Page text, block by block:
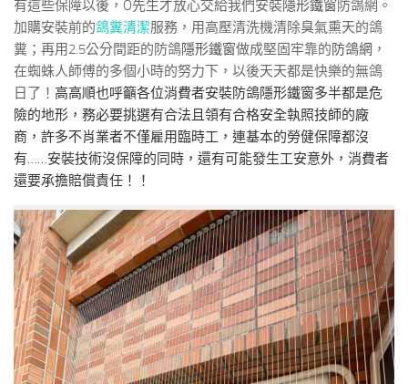
有這些保障以後，O先生才放心交給我們安裝隱形鐵窗 防鴿網。
加購安裝前的鴿糞清潔服務，用高壓清洗機清除臭氣熏天的鴿
糞；再用2.5公分間距的防鴿隱形鐵窗做成堅固牢靠的 防鴿網 ，
在蜘蛛人師傅的多個小時的努力下，以後天天都是快樂的無鴿
日了！ 高高順也呼籲各位消費者安裝防鴿隱形鐵窗多半都是危
險的地形，務必要挑選有合法且領有合格安全執照技師的廠
商，許多不肖業者不僅雇用臨時工，連基本的勞健保障都沒
有……安裝技術沒保障的同時，還有可能發生工安意外，消費者
還要承擔賠償責任！！